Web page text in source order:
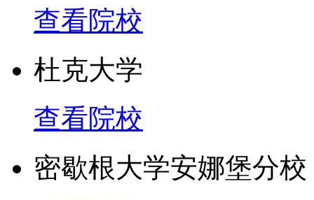
查看院校
杜克大学
查看院校
密歇根大学安娜堡分校